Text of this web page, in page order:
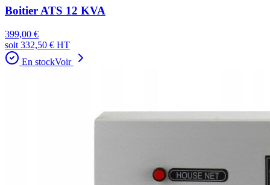
Boitier ATS 12 KVA
399,00 €
soit 332,50 € HT
En stockVoir